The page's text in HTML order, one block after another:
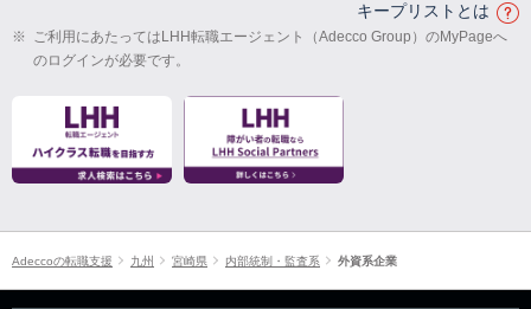
キープリストとは
※ ご利用にあたってはLHH転職エージェント（Adecco Group）のMyPageへ
のログインが必要です。
Adeccoの転職支援 九州 宮崎県 内部統制・監査系 外資系企業